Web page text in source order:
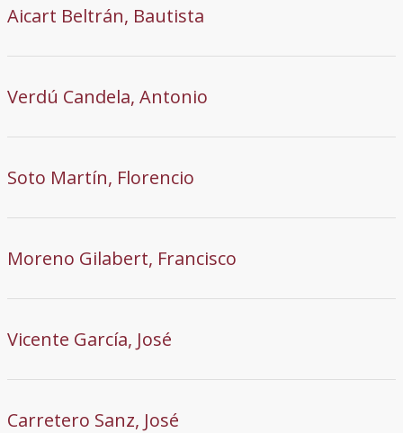
Aicart Beltrán, Bautista
Verdú Candela, Antonio
Soto Martín, Florencio
Moreno Gilabert, Francisco
Vicente García, José
Carretero Sanz, José